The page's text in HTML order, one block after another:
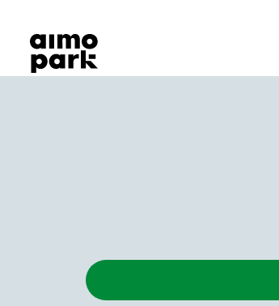
Hitta parkering
Samarbete
Kundservice